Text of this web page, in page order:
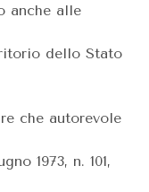
anche alle
dello Stato
che autorevole
1973, n. 101,